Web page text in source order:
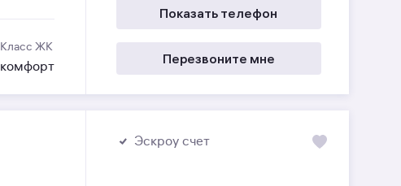
Класс ЖК
комфорт
Показать телефон
Перезвоните мне
Эскроу счет